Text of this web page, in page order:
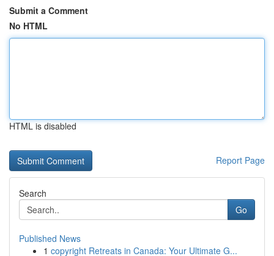
Submit a Comment
No HTML
HTML is disabled
Report Page
Search
Go
Published News
1 copyright Retreats in Canada: Your Ultimate G...